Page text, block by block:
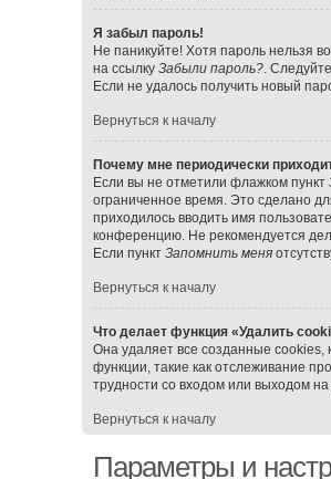
Я забыл пароль!
Не паникуйте! Хотя пароль нельзя
на ссылку Забыли пароль?.
Если не удалось получить новый
Вернуться к началу
Почему мне периодически
Если вы не отметили флажком пункт
ограниченное время. Это сделано
приходилось вводить имя
конференцию. Не рекомендуется
Если пункт Запомнить меня
Вернуться к началу
Что делает функция «Удалить
Она удаляет все созданные cookies,
функции, такие как отслеживание
трудности со входом или выходом
Вернуться к началу
Параметры и